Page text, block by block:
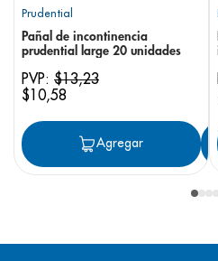
Prudential
Pañal de incontinencia
prudential large 20 unidades
PVP: $13,23
$10,58
Agregar